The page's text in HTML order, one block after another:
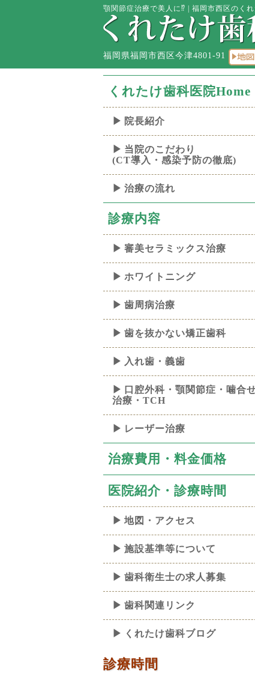
顎関節症治療で美人に⁉︎ | 福岡市西区のく
福岡県福岡市西区今津4801-91
くれたけ歯科医院Home
院長紹介
当院のこだわり
(CT導入・感染予防の徹底)
治療の流れ
診療内容
審美セラミックス治療
ホワイトニング
歯周病治療
歯を抜かない矯正歯科
入れ歯・義歯
口腔外科・顎関節症・噛合
治療・TCH
レーザー治療
治療費用・料金価格
医院紹介・診療時間
地図・アクセス
施設基準等について
歯科衛生士の求人募集
歯科関連リンク
くれたけ歯科ブログ
診療時間